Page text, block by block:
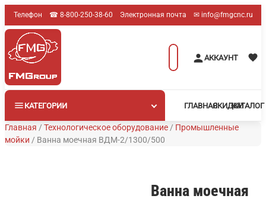
Перейти
к
содержимому
Телефон ☎︎ 8-800-250-38-60 Электронная почта ✉︎ info@fmgcnc.ru
Поиск
товаров
АККАУНТ
КАТЕГОРИИ ГЛАВНАЯ КАТАЛОГ
СКИДКИ
Главная /Технологическое оборудование / Промышленные
мойки / Ванна моечная ВДМ-2/1300/500
Ванна моечная